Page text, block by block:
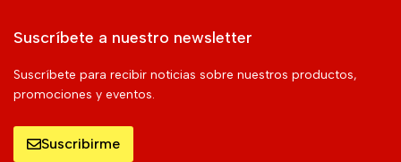
Suscríbete a nuestro newsletter
Suscríbete para recibir noticias sobre nuestros productos,
promociones y eventos.
Suscribirme